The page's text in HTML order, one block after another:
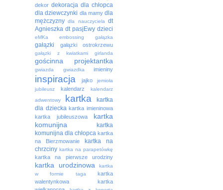
dekor dekoracja dla chłopca
dla dziewczynki dla mamy dla
mężczyzny dla nauczyciela dt
Agnieszka dt pasjEwy dzieci
eMKa embossing gałązka
gałązki gałązki ostrokrzewu
gałązki z kwiatkami girlanda
gościnna projektantka
gwiazda gwiazdka imieniny
inspiracja jajko
jemioła
jubileusz
kalendarz
kalendarz
adwentowy
kartka
kartka
dla dziecka kartka imieninowa
kartka jubileuszowa
kartka
komunijna
kartka
komunijna dla chłopca kartka
na Bierzmowanie
kartka na
chrzciny kartka na parapetówkę
kartka na pierwsze urodziny
kartka urodzinowa
kartka
w formie taga
kartka
walentynkowa
kartka